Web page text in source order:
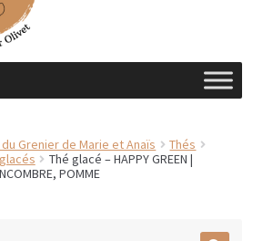
Grenier de Marie et Anaïs
Thés
Thé glacé – HAPPY GREEN |
POMME